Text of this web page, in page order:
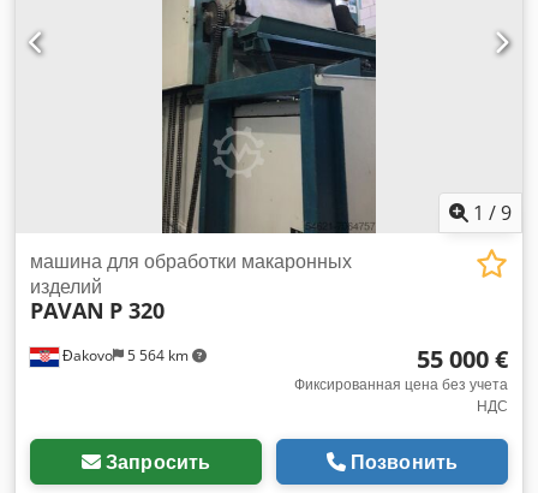
1 /9
Đakovo 5 564 km
машина для обработки макаронных
изделий
PAVAN P 320
55 000 €
Фиксированная цена без учета
НДС
Запросить Позвонить